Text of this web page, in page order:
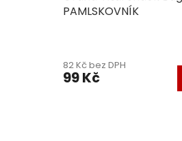
PAMLSKOVNÍK
82 Kč bez DPH
99 Kč